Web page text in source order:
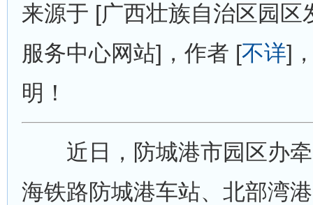
来源于 [广西壮族自治区园区
服务中心网站]，作者 [不详]
明！
近日，防城港市园区办牵
海铁路防城港车站、北部湾